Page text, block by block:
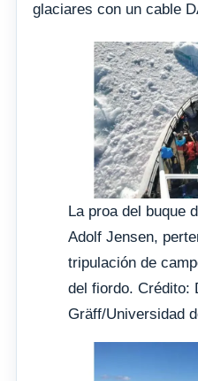
glaciares con un cable
La proa del buque
Adolf Jensen,
tripulación de
del fiordo. Crédito:
Gräff/Universidad